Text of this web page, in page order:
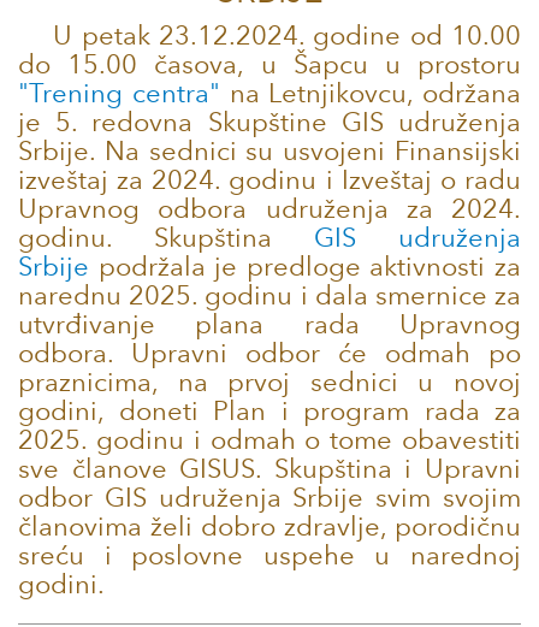
U petak 23.12.2024. godine od 10.00
do 15.00 časova, u Šapcu u prostoru
"Trening centra" na Letnjikovcu, održana
je 5. redovna Skupštine GIS udruženja
Srbije. Na sednici su usvojeni Finansijski
izveštaj za 2024. godinu i Izveštaj o radu
Upravnog odbora udruženja za 2024.
godinu. Skupština GIS udruženja
Srbije podržala je predloge aktivnosti za
narednu 2025. godinu i dala smernice za
utvrđivanje plana rada Upravnog
odbora. Upravni odbor će odmah po
praznicima, na prvoj sednici u novoj
godini, doneti Plan i program rada za
2025. godinu i odmah o tome obavestiti
sve članove GISUS. Skupština i Upravni
odbor GIS udruženja Srbije svim svojim
članovima želi dobro zdravlje, porodičnu
sreću i poslovne uspehe u narednoj
godini.